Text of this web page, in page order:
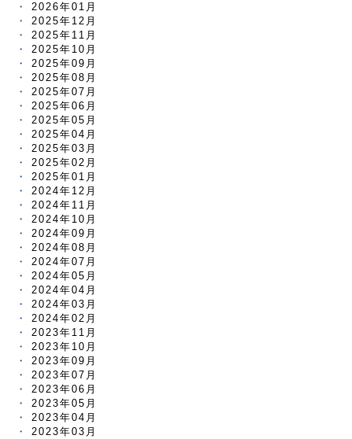
2026年01月
2025年12月
2025年11月
2025年10月
2025年09月
2025年08月
2025年07月
2025年06月
2025年05月
2025年04月
2025年03月
2025年02月
2025年01月
2024年12月
2024年11月
2024年10月
2024年09月
2024年08月
2024年07月
2024年05月
2024年04月
2024年03月
2024年02月
2023年11月
2023年10月
2023年09月
2023年07月
2023年06月
2023年05月
2023年04月
2023年03月